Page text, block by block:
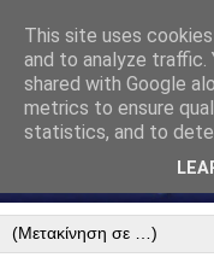
This site uses
and to analyze traffic.
shared with Google
metrics to ensure
statistics, and to